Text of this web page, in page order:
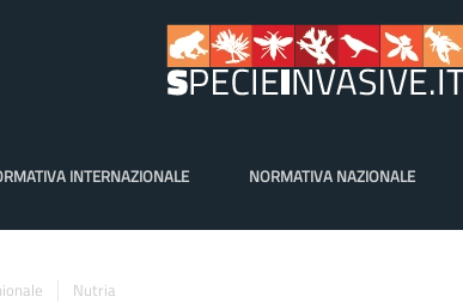
INTERNAZIONALE NORMATIVA NAZIONALE
Nutria